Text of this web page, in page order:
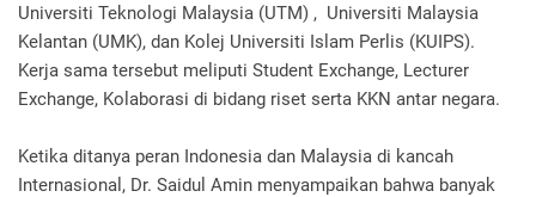
Universiti Teknologi Malaysia (UTM) , Universiti Malaysia
Kelantan (UMK), dan Kolej Universiti Islam Perlis (KUIPS).
Kerja sama tersebut meliputi Student Exchange, Lecturer
Exchange, Kolaborasi di bidang riset serta KKN antar negara.
Ketika ditanya peran Indonesia dan Malaysia di kancah
Internasional, Dr. Saidul Amin menyampaikan bahwa banyak